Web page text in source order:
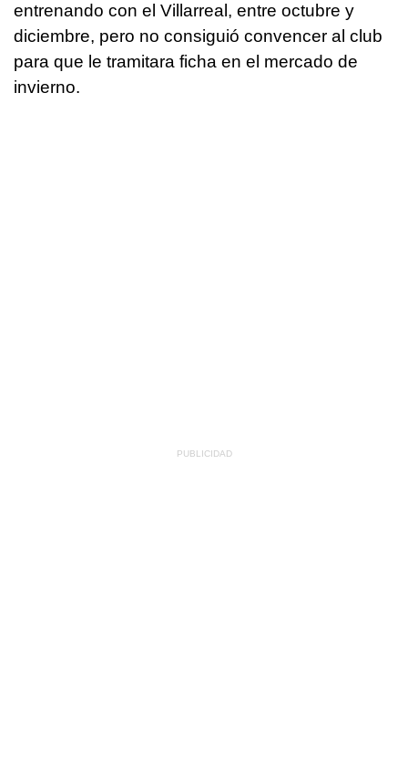
entrenando con el Villarreal, entre octubre y
diciembre, pero no consiguió convencer al club
para que le tramitara ficha en el mercado de
invierno.